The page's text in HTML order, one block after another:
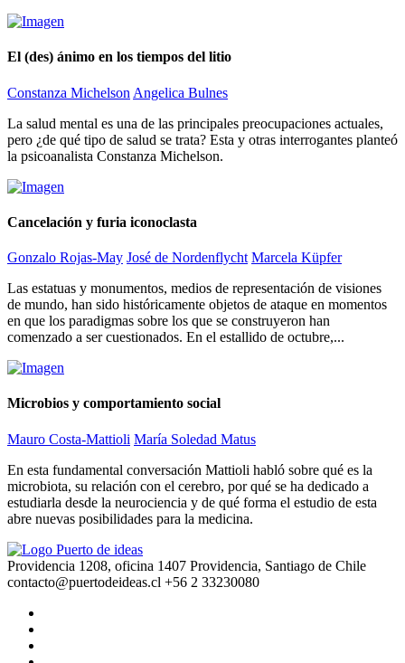
El (des) ánimo en los tiempos del litio
Constanza Michelson Angelica Bulnes
La salud mental es una de las principales preocupaciones actuales,
pero ¿de qué tipo de salud se trata? Esta y otras interrogantes planteó
la psicoanalista Constanza Michelson.
Cancelación y furia iconoclasta
Gonzalo Rojas-May José de Nordenflycht Marcela Küpfer
Las estatuas y monumentos, medios de representación de visiones
de mundo, han sido históricamente objetos de ataque en momentos
en que los paradigmas sobre los que se construyeron han
comenzado a ser cuestionados. En el estallido de octubre,...
Microbios y comportamiento social
Mauro Costa-Mattioli María Soledad Matus
En esta fundamental conversación Mattioli habló sobre qué es la
microbiota, su relación con el cerebro, por qué se ha dedicado a
estudiarla desde la neurociencia y de qué forma el estudio de esta
abre nuevas posibilidades para la medicina.
Providencia 1208, oficina 1407 Providencia, Santiago de Chile
contacto@puertodeideas.cl +56 2 33230080